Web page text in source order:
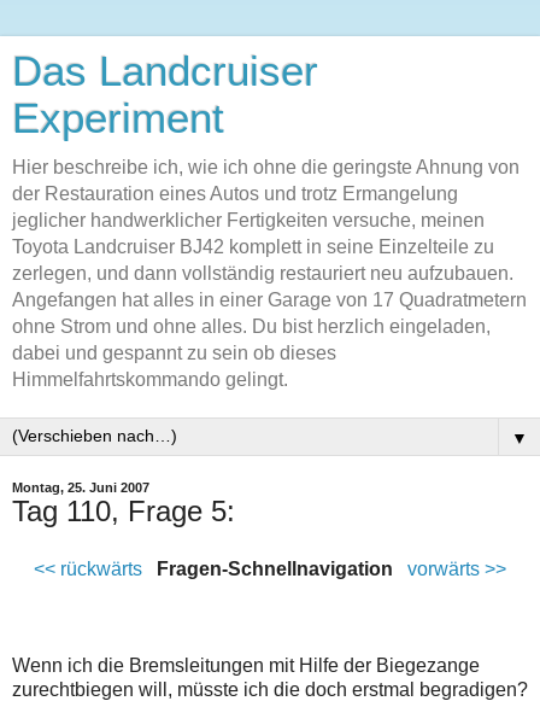
Das Landcruiser
Experiment
Hier beschreibe ich, wie ich ohne die geringste Ahnung von
der Restauration eines Autos und trotz Ermangelung
jeglicher handwerklicher Fertigkeiten versuche, meinen
Toyota Landcruiser BJ42 komplett in seine Einzelteile zu
zerlegen, und dann vollständig restauriert neu aufzubauen.
Angefangen hat alles in einer Garage von 17 Quadratmetern
ohne Strom und ohne alles. Du bist herzlich eingeladen,
dabei und gespannt zu sein ob dieses
Himmelfahrtskommando gelingt.
▼
Montag, 25. Juni 2007
Tag 110, Frage 5:
<< rückwärts Fragen-Schnellnavigation vorwärts >>
Wenn ich die Bremsleitungen mit Hilfe der Biegezange
zurechtbiegen will, müsste ich die doch erstmal begradigen?